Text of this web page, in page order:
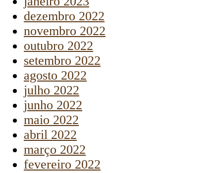
dezembro 2022
novembro 2022
outubro 2022
setembro 2022
agosto 2022
julho 2022
junho 2022
maio 2022
abril 2022
março 2022
fevereiro 2022